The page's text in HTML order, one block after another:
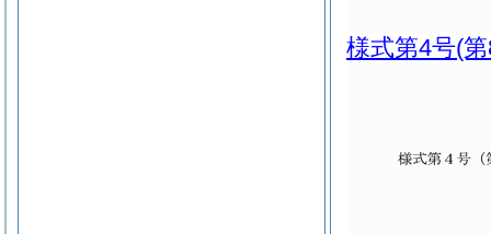
様式第4号(